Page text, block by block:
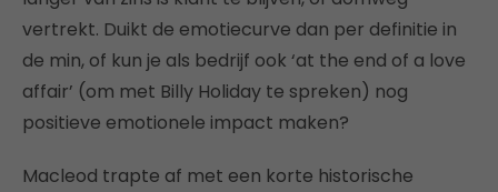
vertrekt. Duikt de emotiecurve dan per definitie in
de min, of kun je als bedrijf ook ‘at the end of a love
affair’ (om met Billy Holiday te spreken) nog
positieve emotionele impact maken?
Macleod trapte af met een korte historische